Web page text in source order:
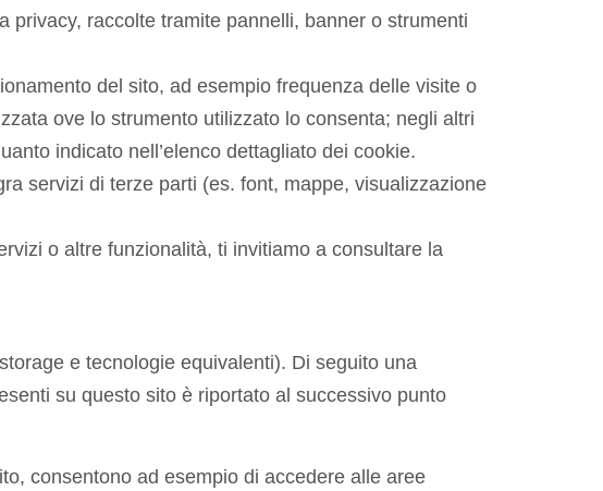
raccolte tramite pannelli, banner o strumenti
del sito, ad esempio frequenza delle visite o
ove lo strumento utilizzato lo consenta; negli altri
indicato nell’elenco dettagliato dei cookie.
servizi di terze parti (es. font, mappe, visualizzazione
o altre funzionalità, ti invitiamo a consultare la
e tecnologie equivalenti). Di seguito una
su questo sito è riportato al successivo punto
consentono ad esempio di accedere alle aree